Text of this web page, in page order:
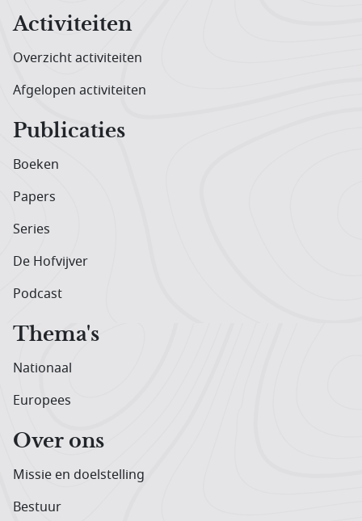
Activiteiten
Overzicht activiteiten
Afgelopen activiteiten
Publicaties
Boeken
Papers
Series
De Hofvijver
Podcast
Thema's
Nationaal
Europees
Over ons
Missie en doelstelling
Bestuur